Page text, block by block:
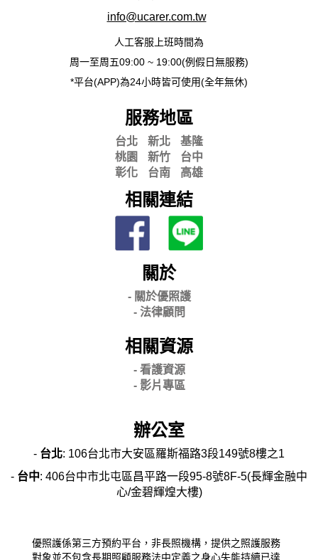
info@ucarer.com.tw
人工客服上班時間為
周一至周五09:00 ~ 19:00(例假日無服務)
*平台(APP)為24小時皆可使用(全年無休)
服務地區
台北 新北
基隆
桃園
新竹
台中
彰化
台南 高雄
相關連結
關於
- 關於優照護
- 法律顧問
相關資源
- 看護資源
- 影片專區
辦公室
- 台北: 106台北市大安區羅斯福路3段149號8樓之1
- 台中: 406台中市北屯區昌平路一段95-8號8F-5(長輝金融中
心/金碧輝煌大樓)
優照護係第三方預約平台，非長照機構，提供之照護服務
對象並不包含長期照顧服務法中定義之身心失能持續已達